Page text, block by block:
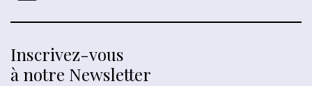
Inscrivez-vous
à notre Newsletter